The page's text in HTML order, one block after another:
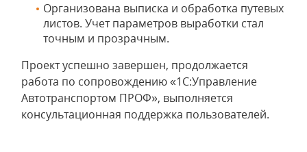
Организована выписка и обработка путевых
листов. Учет параметров выработки стал
точным и прозрачным.
Проект успешно завершен, продолжается
работа по сопровождению «1С:Управление
Автотранспортом ПРОФ», выполняется
консультационная поддержка пользователей.